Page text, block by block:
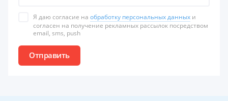
Я даю согласие на обработку персональных данных и
согласен на получение рекламных рассылок посредством
email, sms, push
Отправить